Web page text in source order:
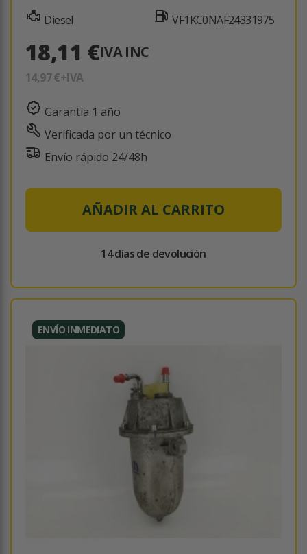
Diesel VF1KC0NAF24331975
18,11 €IVA INC
14,97 €+IVA
Garantía 1 año
Verificada por un técnico
Envío rápido 24/48h
AÑADIR AL CARRITO
14 días de devolución
ENVÍO INMEDIATO